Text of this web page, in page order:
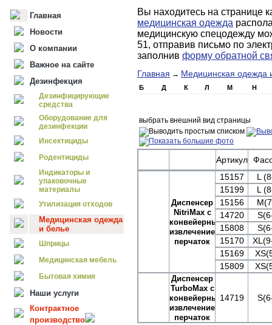
Главная
Новости
О компании
Важное на сайте
Дезинфекция
Дезинфицирующие
средства
Оборудование для
дезинфекции
Инсектициды
Родентициды
Индикаторы и
упаковочные
материалы
Утилизация отходов
Медицинская одежда
и белье
Шприцы
Медицинская мебель
Бытовая химия
Наши услуги
Контрактное
производство
Вы находитесь на странице
медицинская одежда
медицинскую спецодежду
51, отправив письмо по
заполнив форму обратной
Главная → Медицинская одежда
Б Д К Л М Н
выбрать внешний вид страницы
Артикул
Диспенсер
NitriMax с
конвейерным
извлечением
перчаток
15157
L
15199
L
15156
14720
15808
15170
15169
15809
Диспенсер
TurboMax с
конвейерным
извлечением
перчаток
14719